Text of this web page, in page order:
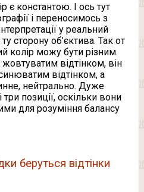
є константою. І ось тут
і переносимось з
у реальний
сторону об’єктива. Так от
колір можу бути різним.
відтінком, він
відтінком, а
нейтрально. Дуже
позиції, оскільки вони
для розуміння балансу
беруться відтінки